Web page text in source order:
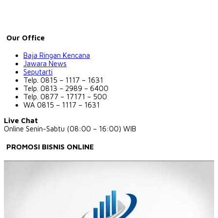
Our Office
Baja Ringan Kencana
Jawara News
Seputarti
Telp. 0815 – 1117 – 1631
Telp. 0813 – 2989 – 6400
Telp. 0877 – 17171 – 500
WA 0815 – 1117 – 1631
Live Chat
Online Senin-Sabtu (08:00 – 16:00) WIB
PROMOSI BISNIS ONLINE